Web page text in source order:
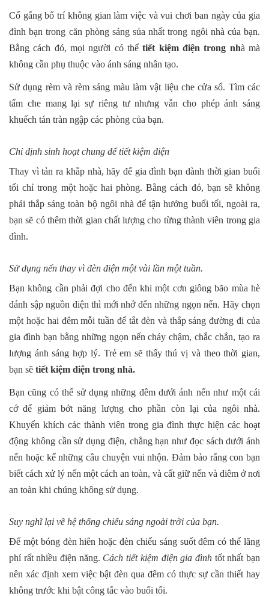
Cố gắng bố trí không gian làm việc và vui chơi ban ngày của gia
đình bạn trong căn phòng sáng sủa nhất trong ngôi nhà của bạn.
Bằng cách đó, mọi người có thể tiết kiệm điện trong nhà mà
không cần phụ thuộc vào ánh sáng nhân tạo.
Sử dụng rèm và rèm sáng màu làm vật liệu che cửa sổ. Tìm các
tấm che mang lại sự riêng tư nhưng vẫn cho phép ánh sáng
khuếch tán tràn ngập các phòng của bạn.
Chỉ định sinh hoạt chung để tiết kiệm điện
Thay vì tản ra khắp nhà, hãy để gia đình bạn dành thời gian buổi
tối chỉ trong một hoặc hai phòng. Bằng cách đó, bạn sẽ không
phải thắp sáng toàn bộ ngôi nhà để tận hưởng buổi tối, ngoài ra,
bạn sẽ có thêm thời gian chất lượng cho từng thành viên trong gia
đình.
Sử dụng nến thay vì đèn điện một vài lần một tuần.
Bạn không cần phải đợi cho đến khi một cơn giông bão mùa hè
đánh sập nguồn điện thì mới nhớ đến những ngọn nến. Hãy chọn
một hoặc hai đêm mỗi tuần để tắt đèn và thắp sáng đường đi của
gia đình bạn bằng những ngọn nến cháy chậm, chắc chắn, tạo ra
lượng ánh sáng hợp lý. Trẻ em sẽ thấy thú vị và theo thời gian,
bạn sẽ tiết kiệm điện trong nhà.
Bạn cũng có thể sử dụng những đêm dưới ánh nến như một cái
cớ để giảm bớt năng lượng cho phần còn lại của ngôi nhà.
Khuyến khích các thành viên trong gia đình thực hiện các hoạt
động không cần sử dụng điện, chẳng hạn như đọc sách dưới ánh
nến hoặc kể những câu chuyện vui nhộn. Đảm bảo rằng con bạn
biết cách xử lý nến một cách an toàn, và cất giữ nến và diêm ở nơi
an toàn khi chúng không sử dụng.
Suy nghĩ lại về hệ thống chiếu sáng ngoài trời của bạn.
Để một bóng đèn hiên hoặc đèn chiếu sáng suốt đêm có thể lãng
phí rất nhiều điện năng. Cách tiết kiệm điện gia đìnhtốt nhất bạn
nên xác định xem việc bật đèn qua đêm có thực sự cần thiết hay
không trước khi bật công tắc vào buổi tối.